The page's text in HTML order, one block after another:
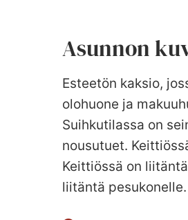
Asunnon
Esteetön kaksio,
olohuone ja
Suihkutilassa on
nousutuet.
Keittiössä on
liitäntä